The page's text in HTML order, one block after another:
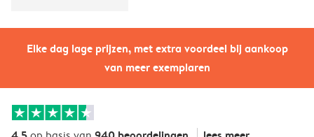
Elke dag lage prijzen, met extra voordeel bij aankoop
van meer exemplaren